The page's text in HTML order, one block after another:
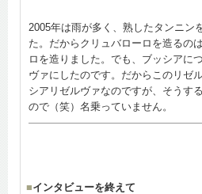
2005年は雨が多く、熟したタンニン
た。だからクリュバローロを造るの
ロを造りました。でも、ブッシアに
ヴァにしたのです。だからこのリゼ
シアリゼルヴァなのですが、そうす
ので（笑）名乗っていません。
■インタビューを終えて